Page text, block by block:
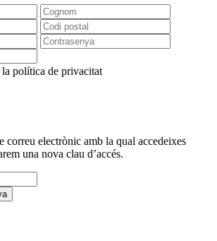
política de privacitat
correu electrònic amb la qual accedeixes
una nova clau d’accés.